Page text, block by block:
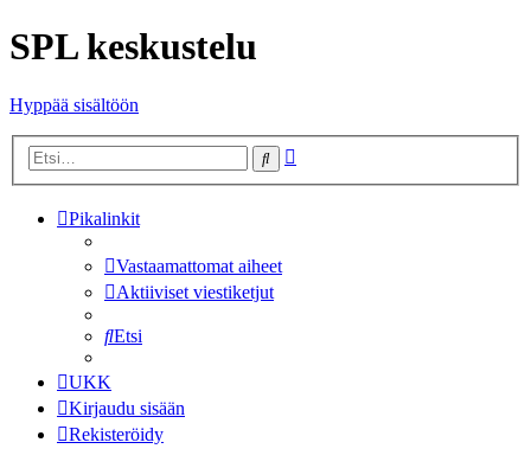
SPL keskustelu
Hyppää sisältöön
Etsi
Pikalinkit
Vastaamattomat aiheet
Aktiiviset viestiketjut
Etsi
UKK
Kirjaudu sisään
Rekisteröidy